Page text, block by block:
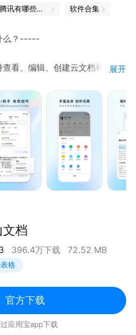
条款。安装该应用即表示你同
腾讯有哪些软件 软件合集
么？-----
看、编辑、创建云文档和本地
文本、图片、视频等丰富的素材
实时自动保存，内容不丢失；
打卡签到等各类模板。
时在线编辑，可查看编辑记录；
皆可顺畅访问，内容实时同步，
文档、表格、幻灯片等全品类文
写、续写；
数、做图表、生成数据报告等。
R1满血版大模型
展开
档
396.4万下载 72.52 MB
格
官方下载
应用宝app下载